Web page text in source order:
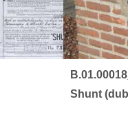
Shunt